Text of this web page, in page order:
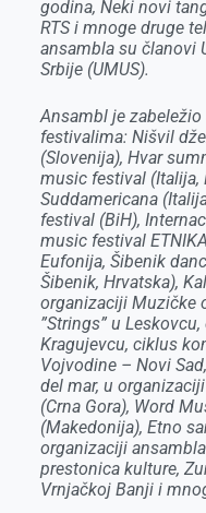
godina, Neki novi
RTS i mnoge druge
ansambla su članovi
Srbije (UMUS).
Ansambl je
festivalima: Nišvil
(Slovenija), Hvar
music festival (Italija,
Suddamericana
festival (BiH),
music festival
Eufonija, Šibenik
Šibenik, Hrvatska),
organizaciji Muzičke
”Strings” u
Kragujevcu, ciklus
Vojvodine – Novi
del mar, u
(Crna Gora), Word
(Makedonija), Etno
organizaciji
prestonica kulture,
Vrnjačkoj Banji i